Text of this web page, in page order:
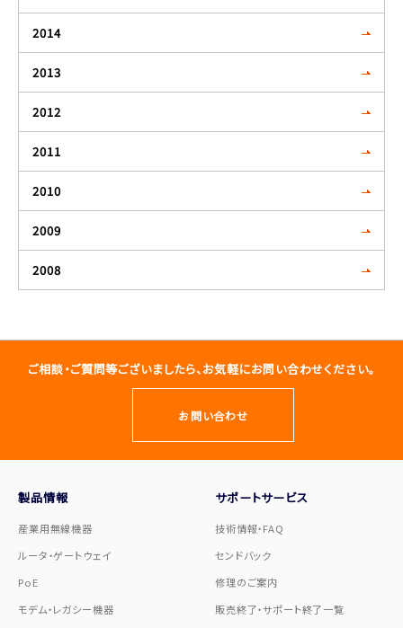
2014
2013
2012
2011
2010
2009
2008
ご相談・ご質問等ございましたら、お気軽にお問い合わせください。
お問い合わせ
製品情報
産業用無線機器
ルータ・ゲートウェイ
PoE
モデム・レガシー機器
サポートサービス
技術情報・FAQ
センドバック
修理のご案内
販売終了・サポート終了一覧